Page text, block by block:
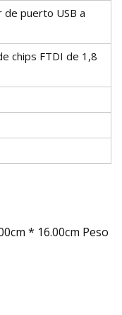
de puerto USB a
chips FTDI de 1,8
* 16.00cm Peso